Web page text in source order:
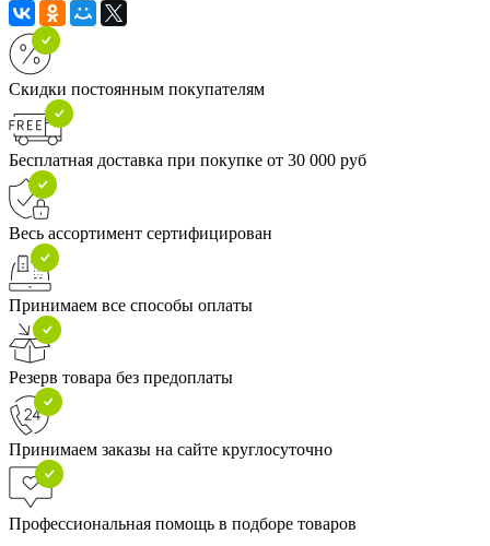
Скидки постоянным покупателям
Бесплатная доставка при покупке от 30 000 руб
Весь ассортимент сертифицирован
Принимаем все способы оплаты
Резерв товара без предоплаты
Принимаем заказы на сайте круглосуточно
Профессиональная помощь в подборе товаров